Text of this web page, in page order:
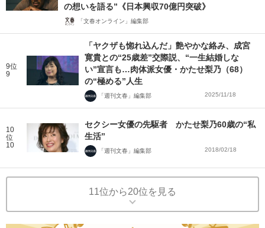
の想いを語る”《日本興収70億円突破》
「文春オンライン」編集部
9位
9
「ヤクザも惚れ込んだ」艶やかな絡み、成宮
寛貴との“25歳差”交際説、“一生結婚しな
い”宣言も…肉体派女優・かたせ梨乃（68）
の“極める”人生
「週刊文春」編集部 2025/11/18
10
位
10
セクシー女優の先駆者 かたせ梨乃60歳の“私
生活”
「週刊文春」編集部 2018/02/18
11位から20位を見る